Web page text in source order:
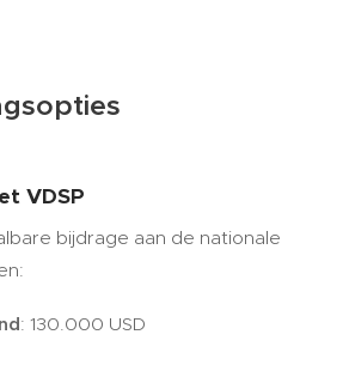
VDSP
bijdrage aan de nationale
: 130.000 USD